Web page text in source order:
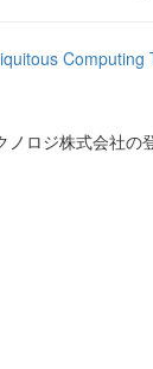
Computing
ロジ株式会社の